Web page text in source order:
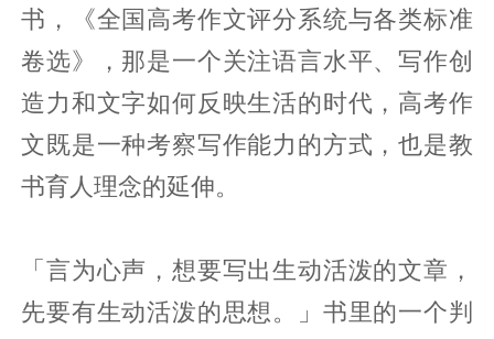
书，《全国高考作文评分系统与各类标准
卷选》，那是一个关注语言水平、写作创
造力和文字如何反映生活的时代，高考作
文既是一种考察写作能力的方式，也是教
书育人理念的延伸。
「言为心声，想要写出生动活泼的文章，
先要有生动活泼的思想。」书里的一个判